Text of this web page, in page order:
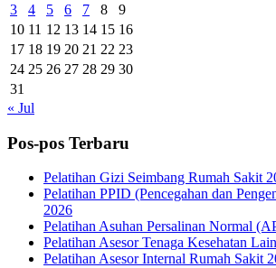
3
4 5 6 7 8
9
10 11 12 13 14 15 16
17 18 19 20 21 22 23
24 25 26 27 28 29 30
31
« Jul
Pos-pos Terbaru
Pelatihan Gizi Seimbang Rumah Sakit
Pelatihan PPID (Pencegahan dan
2026
Pelatihan Asuhan Persalinan Normal
Pelatihan Asesor Tenaga Kesehatan
Pelatihan Asesor Internal Rumah Sakit